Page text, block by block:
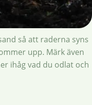
så att raderna syns
upp. Märk även
ihåg vad du odlat och